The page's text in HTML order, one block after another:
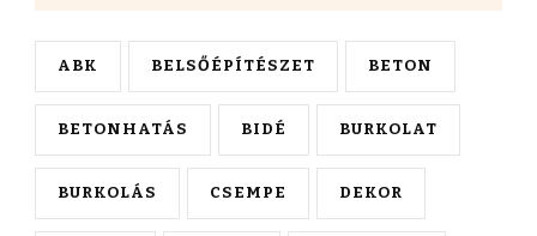
ABK BELSŐÉPÍTÉSZET BETON
BETONHATÁS BIDÉ BURKOLAT
BURKOLÁS CSEMPE DEKOR